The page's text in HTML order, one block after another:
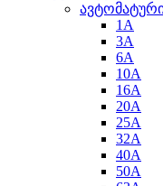
1A
3A
6A
10A
16A
20A
25А
32A
40A
50A